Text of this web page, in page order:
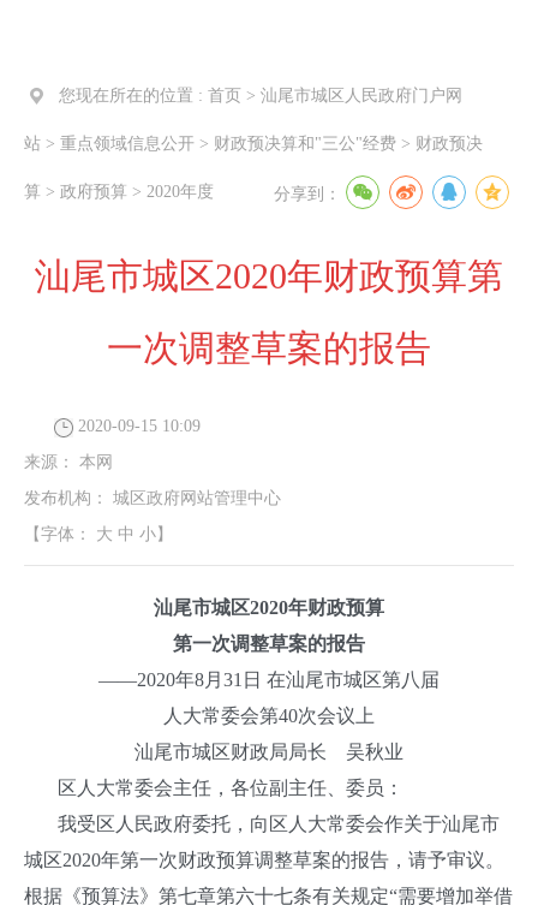
您现在所在的位置 : 首页 > 汕尾市城区人民政府门户网
站 > 重点领域信息公开 > 财政预决算和"三公"经费 > 财政预决
算 > 政府预算 > 2020年度 分享到：
汕尾市城区2020年财政预算第
一次调整草案的报告
2020-09-15 10:09
来源： 本网
发布机构： 城区政府网站管理中心
【字体： 大 中 小 】
汕尾市城区2020年财政预算
第一次调整草案的报告
——2020年8月31日 在汕尾市城区第八届
人大常委会第40次会议上
汕尾市城区财政局局长 吴秋业
区人大常委会主任，各位副主任、委员：
我受区人民政府委托，向区人大常委会作关于汕尾市
城区2020年第一次财政预算调整草案的报告，请予审议。
根据《预算法》第七章第六十七条有关规定“需要增加举借